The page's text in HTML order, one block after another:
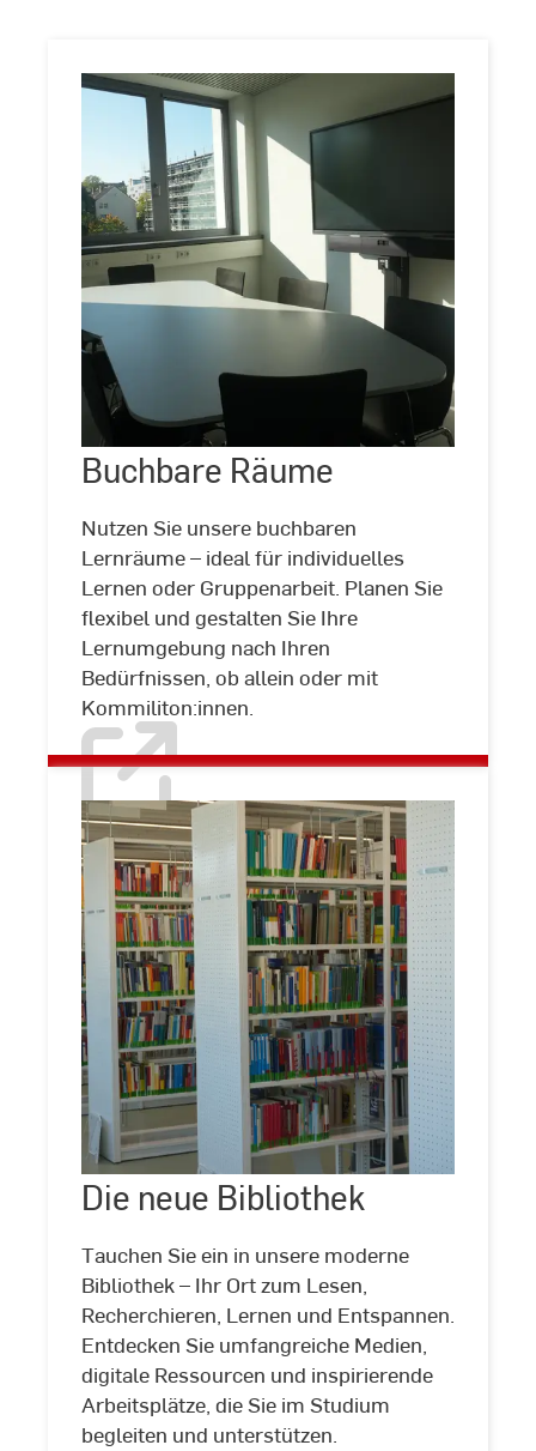
©
LehrLernZentrum
|
RheinMain
Buchbare Räume
Nutzen Sie unsere buchbaren
Lernräume – ideal für individuelles
Lernen oder Gruppenarbeit. Planen Sie
flexibel und gestalten Sie Ihre
Lernumgebung nach Ihren
Bedürfnissen, ob allein oder mit
Kommiliton:innen.
Räume
©
LehrLernZentrum
|
RheinMain
Die neue Bibliothek
Tauchen Sie ein in unsere moderne
Bibliothek – Ihr Ort zum Lesen,
Recherchieren, Lernen und Entspannen.
Entdecken Sie umfangreiche Medien,
digitale Ressourcen und inspirierende
Arbeitsplätze, die Sie im Studium
begleiten und unterstützen.
Die
neue
Bibliothek